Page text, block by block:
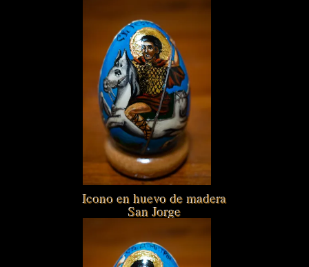
Icono en huevo de madera
San Jorge